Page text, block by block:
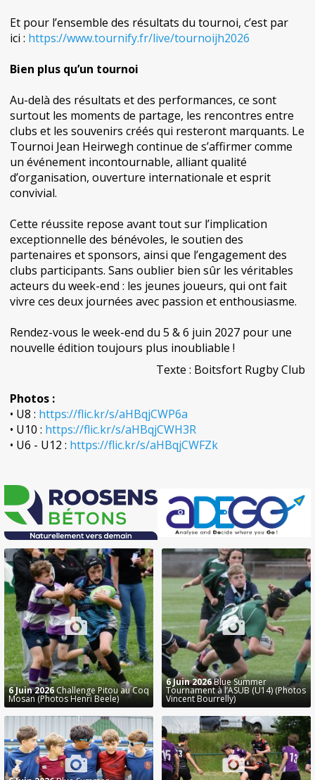
Et pour l’ensemble des résultats du tournoi, c’est par
ici : https://www.tournify.fr/live/tournoijh2026
Bien plus qu’un tournoi
Au-delà des résultats et des performances, ce sont
surtout les moments de partage, les rencontres entre
clubs et les souvenirs créés qui resteront marquants. Le
Tournoi Jean Heirwegh continue de s’affirmer comme
un événement incontournable, alliant qualité
d’organisation, ouverture internationale et esprit
convivial.
Cette réussite repose avant tout sur l’implication
exceptionnelle des bénévoles, le soutien des
partenaires et sponsors, ainsi que l’engagement des
clubs participants. Sans oublier bien sûr les véritables
acteurs du week-end : les jeunes joueurs, qui ont fait
vivre ces deux journées avec passion et enthousiasme.
Rendez-vous le week-end du 5 & 6 juin 2027 pour une
nouvelle édition toujours plus inoubliable !
Texte : Boitsfort Rugby Club
Photos :
• U8 : https://flic.kr/s/aHBqjCWP6a
• U10 : https://flic.kr/s/aHBqjCWH3R
• U6 - U12 : https://flic.kr/s/aHBqjCWFZk
6 Juin 2026Challenge Pitou au Coq
Mosan (Photos Henri Beele)
6 Juin 2026Blue Summer
Tournament à l’ASUB (U14) (Photos
Vincent Bourrelly)